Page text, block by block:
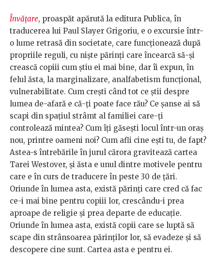
Învățare, proaspăt apărută la editura Publica, în
traducerea lui Paul Slayer Grigoriu, e o excursie într-
o lume retrasă din societate, care funcționează după
propriile reguli, cu niște părinți care încearcă să-și
crească copiii cum știu ei mai bine, dar îi expun, în
felul ăsta, la marginalizare, analfabetism funcțional,
vulnerabilitate. Cum crești când tot ce știi despre
lumea de-afară e că-ți poate face rău? Ce șanse ai să
scapi din spațiul strâmt al familiei care-ți
controlează mintea? Cum îți găsești locul într-un oraș
nou, printre oameni noi? Cum afli cine ești tu, de fapt?
Astea-s întrebările în jurul cărora gravitează cartea
Tarei Westover, și ăsta e unul dintre motivele pentru
care e în curs de traducere în peste 30 de țări.
Oriunde în lumea asta, există părinți care cred că fac
ce-i mai bine pentru copiii lor, crescându-i prea
aproape de religie și prea departe de educație.
Oriunde în lumea asta, există copii care se luptă să
scape din strânsoarea părinților lor, să evadeze și să
descopere cine sunt. Cartea asta e pentru ei.